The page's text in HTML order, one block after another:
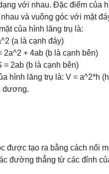
với nhau. Đặc điểm của
và vuông góc với mặt
của hình lăng trụ là:
(a là cạnh đáy)
2a^2 + 4ab (b là cạnh bên)
= 2ab (b là cạnh bên)
hình lăng trụ là: V = a^2*h
dương.
được tạo ra bằng cách nối
đường thẳng từ các đỉnh